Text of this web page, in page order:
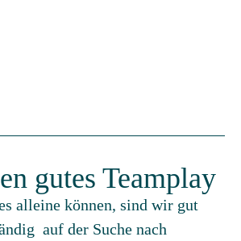
gutes Teamplay
alleine können, sind wir gut
auf der Suche nach